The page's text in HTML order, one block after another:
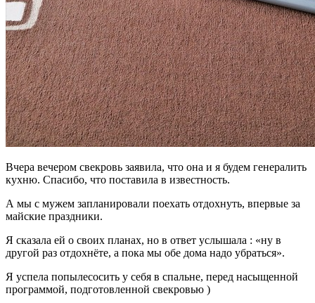
Вчера вечером свекровь заявила, что она и я будем генералить
кухню. Спасибо, что поставила в известность.
А мы с мужем запланировали поехать отдохнуть, впервые за
майские праздники.
Я сказала ей о своих планах, но в ответ услышала : «ну в
другой раз отдохнёте, а пока мы обе дома надо убраться».
Я успела попылесосить у себя в спальне, перед насыщенной
программой, подготовленной свекровью )